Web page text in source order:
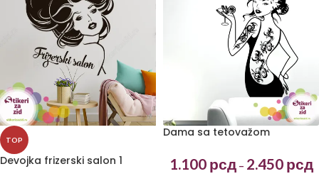
TOP
Devojka frizerski salon 1
Dama sa tetovažom
1.100 рсд – 2.450 рсд